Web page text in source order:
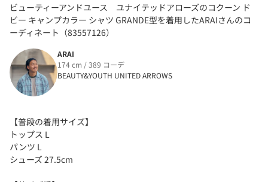
ビューティーアンドユース ユナイテッドアローズのコクーン ド
ビー キャンプカラー シャツ GRANDE型を着用したARAIさんのコ
ーディネート（83557126）
ARAI
174 cm / 389 コーデ
BEAUTY&YOUTH UNITED ARROWS
【普段の着用サイズ】
トップス L
パンツ L
シューズ 27.5cm